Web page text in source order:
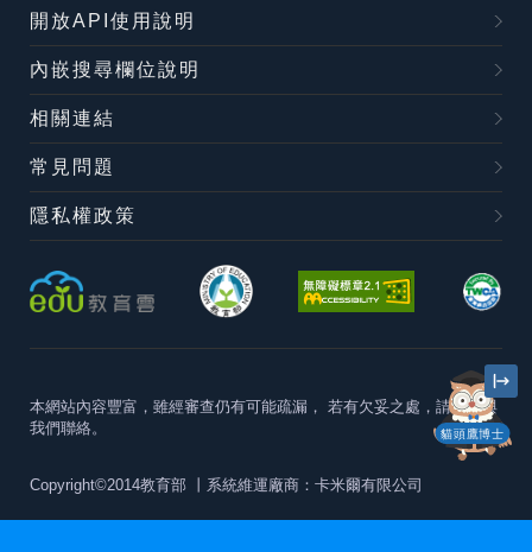
貓頭鷹博士
開放API使用說明
內嵌搜尋欄位說明
相關連結
常見問題
隱私權政策
本網站內容豐富，雖經審查仍有可能疏漏， 若有欠妥之處，請隨時與
我們聯絡。
Copyright©2014教育部 丨系統維運廠商：卡米爾有限公司